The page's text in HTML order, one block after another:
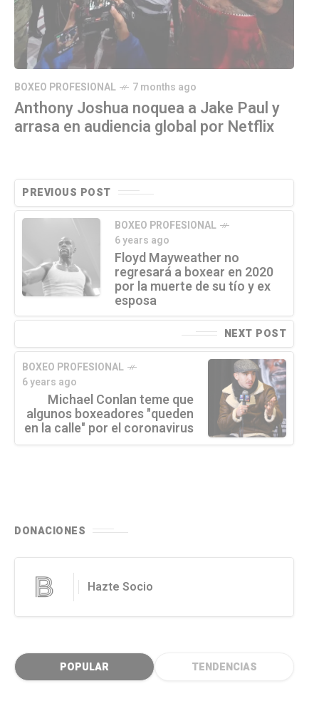
BOXEO PROFESIONAL 7 months ago
Anthony Joshua noquea a Jake Paul y
arrasa en audiencia global por Netflix
PREVIOUS POST
BOXEO PROFESIONAL
6 years ago
Floyd Mayweather no
regresará a boxear en 2020
por la muerte de su tío y ex
esposa
NEXT POST
BOXEO PROFESIONAL
6 years ago
Michael Conlan teme que
algunos boxeadores "queden
en la calle" por el coronavirus
DONACIONES
Hazte Socio
POPULAR TENDENCIAS